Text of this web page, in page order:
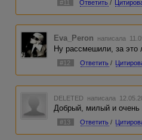
#11 Ответить /
Eva_Peron написала
Ну рассмешили, за это
#12 Ответить /
DELETED написала
Добрый, милый и очень
#13 Ответить /